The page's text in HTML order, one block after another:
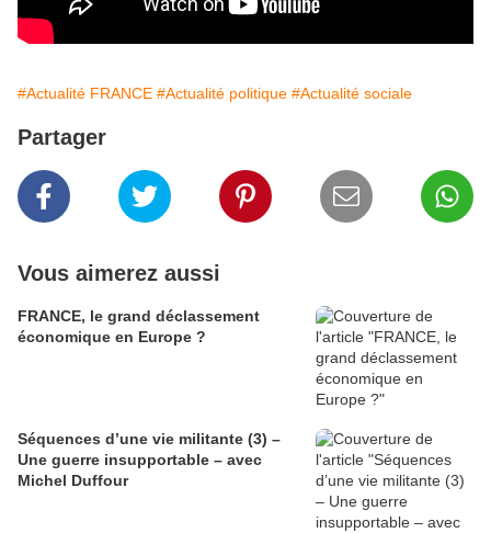
#Actualité FRANCE #Actualité politique #Actualité sociale
Partager
Vous aimerez aussi
FRANCE, le grand déclassement
économique en Europe ?
Séquences d’une vie militante (3) –
Une guerre insupportable – avec
Michel Duffour